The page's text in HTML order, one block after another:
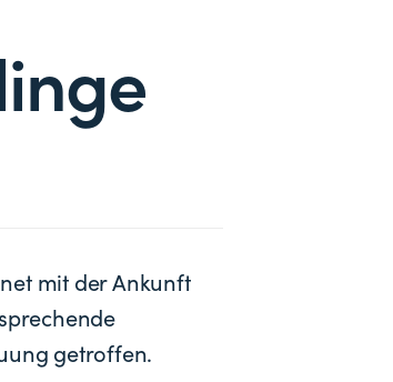
mit der Ankunft
getroffen.